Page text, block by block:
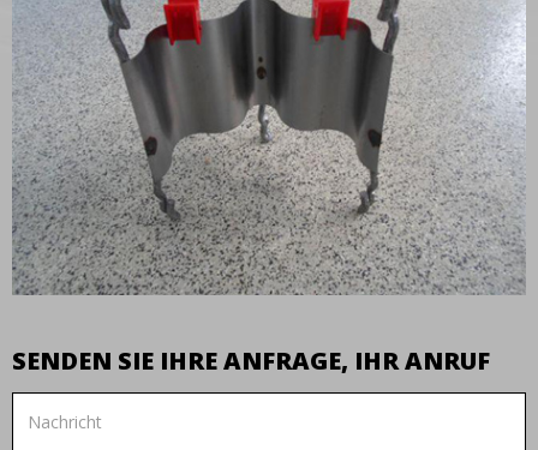
SENDEN SIE IHRE ANFRAGE, IHR ANRUF